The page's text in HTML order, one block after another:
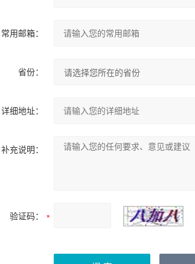
常用邮箱：
省份：
详细地址：
补充说明：
验证码：